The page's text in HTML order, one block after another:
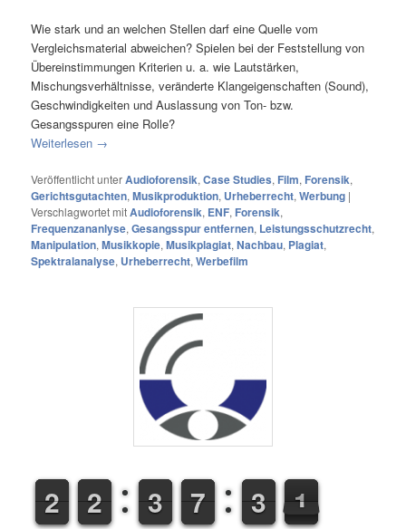
Wie stark und an welchen Stellen darf eine Quelle vom
Vergleichsmaterial abweichen? Spielen bei der Feststellung von
Übereinstimmungen Kriterien u. a. wie Lautstärken,
Mischungsverhältnisse, veränderte Klangeigenschaften (Sound),
Geschwindigkeiten und Auslassung von Ton- bzw.
Gesangsspuren eine Rolle?
Weiterlesen →
Veröffentlicht unterAudioforensik,Case Studies, Film, Forensik,
Gerichtsgutachten,Musikproduktion, Urheberrecht,Werbung |
Verschlagwortet mitAudioforensik, ENF, Forensik,
Frequenzananlyse,Gesangsspur entfernen, Leistungsschutzrecht,
Manipulation,Musikkopie,Musikplagiat,Nachbau, Plagiat,
Spektralanalyse, Urheberrecht,Werbefilm
1
1
2
2 1
1
2
2 2
2
3
3 6
6
7
7 2
3
3 1
1
2